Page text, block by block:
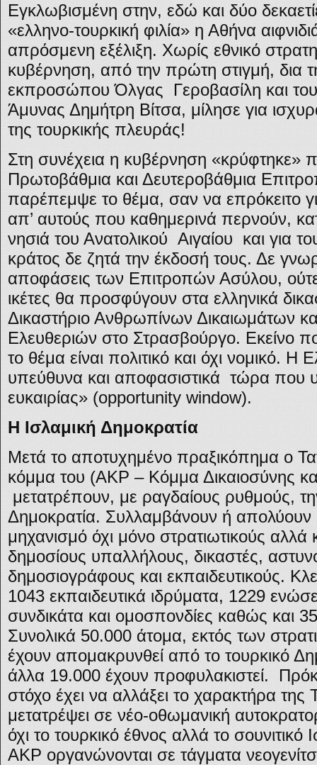
Εγκλωβισμένη στην, εδώ και δύο
«ελληνο-τουρκική φιλία» η Αθήνα
απρόσμενη εξέλιξη. Χωρίς εθνικό
κυβέρνηση, από την πρώτη στιγμή, δια
εκπροσώπου Όλγας Γεροβασίλη και
Άμυνας Δημήτρη Βίτσα, μίλησε για
της τουρκικής πλευράς!
Στη συνέχεια η κυβέρνηση «κρύφτηκε»
Πρωτοβάθμια και Δευτεροβάθμια
παρέπεμψε το θέμα, σαν να επρόκειτο
απ’ αυτούς που καθημερινά περνούν,
νησιά του Ανατολικού Αιγαίου και για
κράτος δε ζητά την έκδοσή τους. Δε
αποφάσεις των Επιτροπών Ασύλου,
ικέτες θα προσφύγουν στα ελληνικά
Δικαστήριο Ανθρωπίνων Δικαιωμάτων
Ελευθεριών στο Στρασβούργο. Εκείνο που
το θέμα είναι πολιτικό και όχι νομικό.
υπεύθυνα και αποφασιστικά τώρα που
ευκαιρίας» (opportunity window).
Η Ισλαμική Δημοκρατία
Μετά το αποτυχημένο πραξικόπημα ο
κόμμα του (ΑΚΡ – Κόμμα Δικαιοσύνης
μετατρέπουν, με ραγδαίους ρυθμούς,
Δημοκρατία. Συλλαμβάνουν ή απολύουν
μηχανισμό όχι μόνο στρατιωτικούς αλλά
δημοσίους υπαλλήλους, δικαστές,
δημοσιογράφους και εκπαιδευτικούς.
1043 εκπαιδευτικά ιδρύματα, 1229
συνδικάτα και ομοσπονδίες καθώς και
Συνολικά 50.000 άτομα, εκτός των
έχουν απομακρυνθεί από το τουρκικό
άλλα 19.000 έχουν προφυλακιστεί.
στόχο έχει να αλλάξει το χαρακτήρα της
μετατρέψει σε νέο-οθωμανική
όχι το τουρκικό έθνος αλλά το
ΑΚΡ οργανώνονται σε τάγματα